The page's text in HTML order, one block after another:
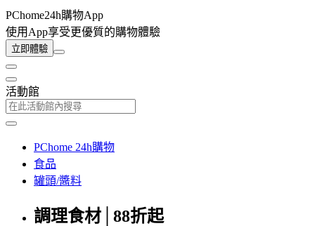
PChome24h購物App
使用App享受更優質的購物體驗
立即體驗
活動館
PChome 24h購物
食品
罐頭/醬料
調理食材│88折起